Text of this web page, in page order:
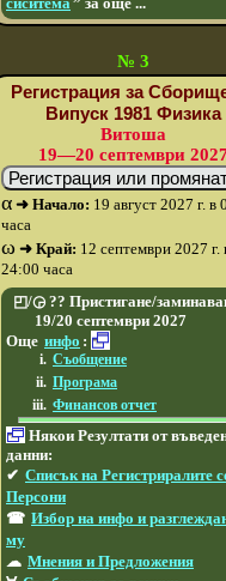
№ 3
Регистрация за
Випуск 1981 Физика
Витоша
19—20 септември
α ➜ Начало: 19 август 2027 г. в
часа
ω ➜ Край: 12 септември 2027 г.
24:00 часа
◰/◶ ?? Пристигане/
19/20 септември 2027
Още инфо :
Съобщение
Програма
Финансов отчет
Някои Резултати от
данни:
✔ Списък на Регистриралите
Персони
☎ Избор на инфо и
му
☁ Мнения и Предложения